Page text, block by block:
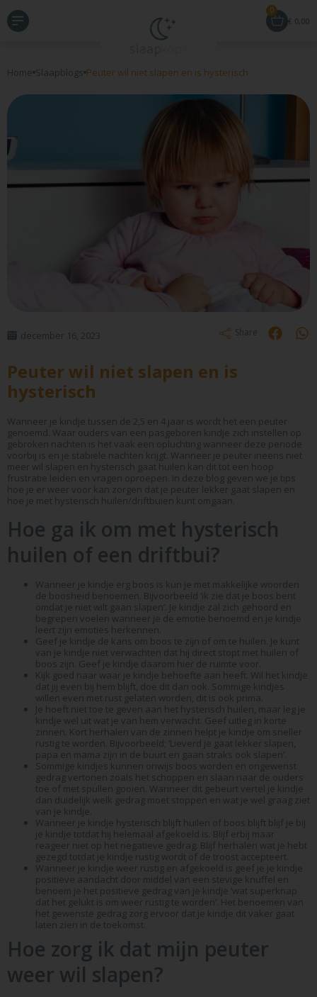
€ 0,00
0
Home Slaapblogs Peuter wil niet slapen en is hysterisch
december 16, 2023 Share
Peuter wil niet slapen en is
hysterisch
Wanneer je kindje tussen de 2,5 en 4 jaar is wordt het een peuter
genoemd. Waar ouders van een pasgeboren kindje zich instellen op
gebroken nachten is het vaak een opluchting wanneer deze periode
voorbij is en je stabiele nachten krijgt. Wanneer je peuter ineens niet
meer wil slapen en hysterisch gaat huilen kan dit tot een hoop
frustratie leiden en vragen oproepen. In deze blog geven we je tips
hoe je er weer voor kan zorgen dat je peuter lekker gaat slapen en
hoe je met hysterisch huilen/driftbuien kunt omgaan.
Hoe ga ik om met hysterisch
huilen of een driftbui?
Wanneer je kindje erg boos is kun je met makkelijke woorden
de boosheid benoemen. Bijvoorbeeld ‘ik zie dat je boos bent
omdat je niet wilt gaan slapen’. Je kindje zal zich gehoord en
begrepen voelen wanneer je de emotie benoemd en je kindje
leert zijn emoties herkennen.
Geef je kindje de kans om boos te zijn of om te huilen. Je kunt
van je kindje niet verwachten dat hij direct stopt met huilen of
boos zijn. Geef je kindje daarom hier de ruimte voor.
Kijk goed naar waar je kindje behoefte aan heeft. Wil het kindje
dat jij even bij hem blijft, doe dit dan ook. Sommige kindjes
willen even met rust gelaten worden, dit is ook prima.
Je hoeft niet toe te geven aan het hysterisch huilen, maar leg je
kindje wel uit wat je van hem verwacht. Geef uitleg in korte
zinnen. Kort herhalen van de zinnen helpt je kindje om sneller
rustig te worden. Bijvoorbeeld; ‘Lieverd je gaat lekker slapen,
papa en mama zijn in de buurt en gaan straks ook slapen’.
Sommige kindjes kunnen onwijs boos worden en ongewenst
gedrag vertonen zoals het schoppen en slaan naar de ouders
toe of met spullen gooien. Wanneer dit gebeurt vertel je kindje
dan duidelijk welk gedrag moet stoppen en wat je wel graag ziet
van je kindje.
Wanneer je kindje hysterisch blijft huilen of boos blijft blijf je bij
je kindje totdat hij helemaal afgekoeld is. Blijf erbij maar
reageer niet op het negatieve gedrag. Blijf herhalen wat je hebt
gezegd totdat je kindje rustig wordt of de troost accepteert.
Wanneer je kindje weer rustig en afgekoeld is geef je je kindje
positieve aandacht door middel van een stevige knuffel en
benoem je het positieve gedrag van je kindje ‘wat superknap
dat het gelukt is om weer rustig te worden’. Het benoemen van
het gewenste gedrag zorg ervoor dat je kindje dit vaker gaat
laten zien in de toekomst.
Hoe zorg ik dat mijn peuter
weer wil slapen?